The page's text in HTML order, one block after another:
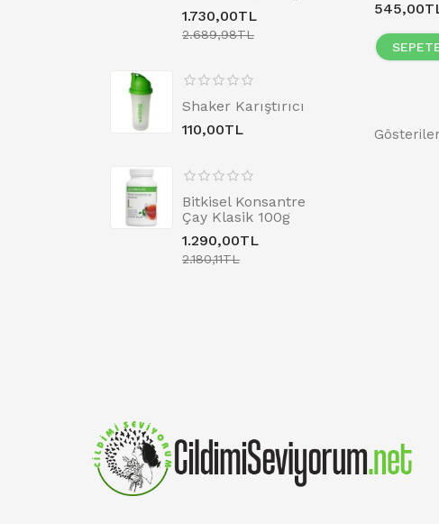
1.730,00TL
2.689,98TL
Shaker Karıştırıcı
110,00TL
Bitkisel Konsantre
Çay Klasik 100g
1.290,00TL
2.180,11TL